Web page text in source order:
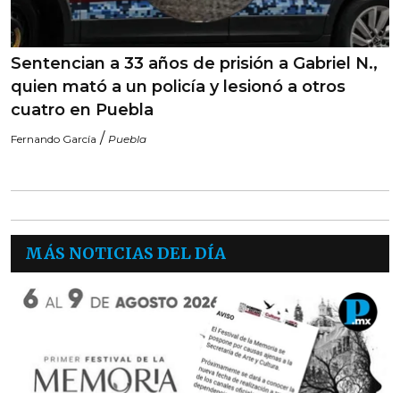
Sentencian a 33 años de prisión a Gabriel N.,
quien mató a un policía y lesionó a otros
cuatro en Puebla
Fernando García / Puebla
MÁS NOTICIAS DEL DÍA